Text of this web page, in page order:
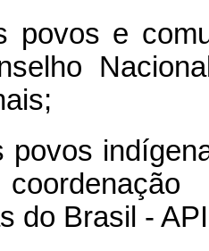
povos e
povos
do Brasil -